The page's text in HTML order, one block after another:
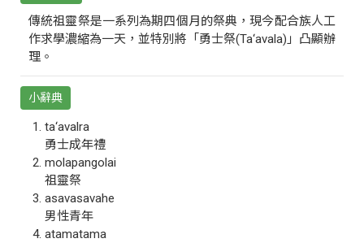
傳統祖靈祭是一系列為期四個月的祭典，現今配合族人工
作求學濃縮為一天，並特別將「勇士祭(Ta‘avala)」凸顯辦
理。
小辭典
ta‘avalra
勇士成年禮
molapangolai
祖靈祭
asavasavahe
男性青年
atamatama